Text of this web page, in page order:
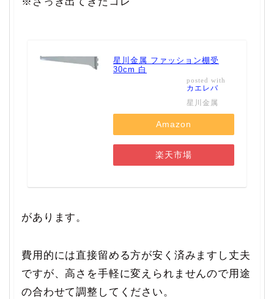
星川金属 ファッション棚受
30cm 白
posted with
カエレバ
星川金属
Amazon
楽天市場
があります。
費用的には直接留める方が安く済みますし丈夫
ですが、高さを手軽に変えられませんので用途
の合わせて調整してください。